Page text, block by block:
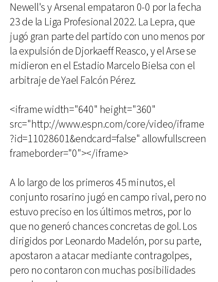
Newell's y Arsenal empataron 0-0 por la fecha
23 de la Liga Profesional 2022. La Lepra, que
jugó gran parte del partido con uno menos por
la expulsión de Djorkaeff Reasco, y el Arse se
midieron en el Estadio Marcelo Bielsa con el
arbitraje de Yael Falcón Pérez.
<iframe width="640" height="360"
src="http://www.espn.com/core/video/iframe
?id=11028601&endcard=false" allowfullscreen
frameborder="0"></iframe>
A lo largo de los primeros 45 minutos, el
conjunto rosarino jugó en campo rival, pero no
estuvo preciso en los últimos metros, por lo
que no generó chances concretas de gol. Los
dirigidos por Leonardo Madelón, por su parte,
apostaron a atacar mediante contragolpes,
pero no contaron con muchas posibilidades